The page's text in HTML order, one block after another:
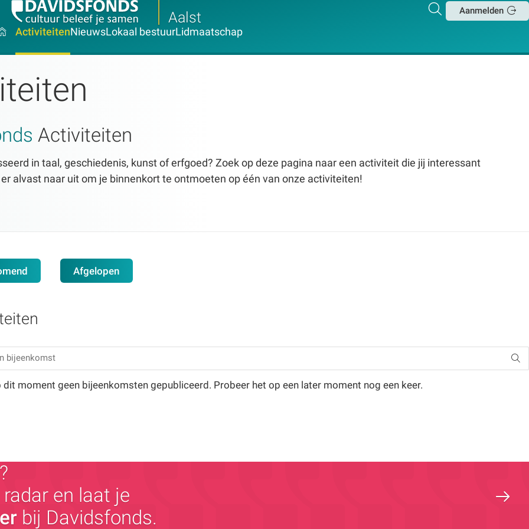
Aalst
Zoeken
Aanmelden
ActiviteitenNieuwsLokaal bestuurLidmaatschap
Activiteiten
in taal, geschiedenis, kunst of erfgoed? Zoek op deze pagina naar een activiteit die jij interessant
alvast naar uit om je binnenkort te ontmoeten op één van onze activiteiten!
Afgelopen
dit moment geen bijeenkomsten gepubliceerd. Probeer het op een later moment nog een keer.
en laat je
bij Davidsfonds.